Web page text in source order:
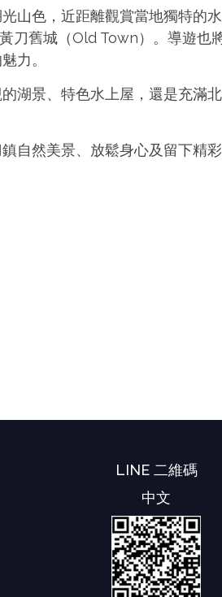
山色，近距離觀賞當地獨特的
刀舊城（Old Town）。導遊也
力。
湖景、特色水上屋，還是充滿
自然美景、放鬆身心及留下精
LINE 二維碼
中文